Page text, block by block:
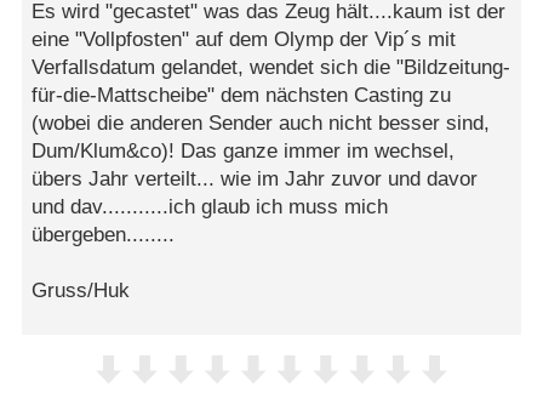
Es wird "gecastet" was das Zeug hält....kaum ist der
eine "Vollpfosten" auf dem Olymp der Vip´s mit
Verfallsdatum gelandet, wendet sich die "Bildzeitung-
für-die-Mattscheibe" dem nächsten Casting zu
(wobei die anderen Sender auch nicht besser sind,
Dum/Klum&co)! Das ganze immer im wechsel,
übers Jahr verteilt... wie im Jahr zuvor und davor
und dav...........ich glaub ich muss mich
übergeben........
Gruss/Huk